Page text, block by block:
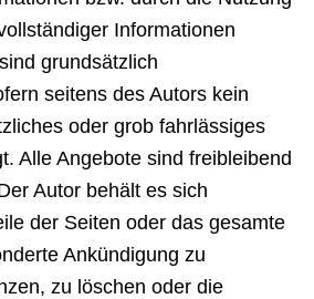
Informationen
grundsätzlich
seitens des Autors kein
oder grob fahrlässiges
Alle Angebote sind freibleibend
Autor behält es sich
der Seiten oder das gesamte
Ankündigung zu
zu löschen oder die